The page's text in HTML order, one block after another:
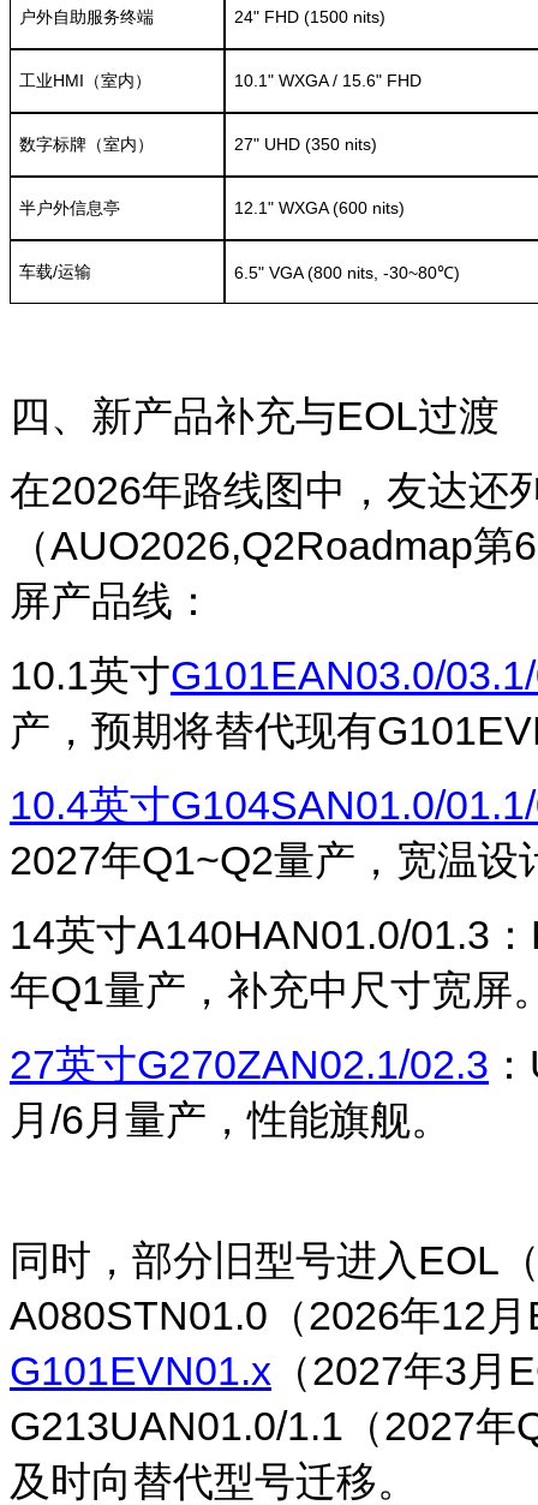
户外自助服务终端 24" FHD (1500 nits)
工业HMI （室内） 10.1" WXGA / 15.6" FHD
数字标牌（室内） 27" UHD (350 nits)
半户外信息亭 12.1" WXGA (600 nits)
车载/运输 6.5" VGA (800 nits, -30~80℃)
四、新产品补充与EOL过渡
在2026年路线图中，友达还
（AUO2026,Q2Roadmap第
屏产品线：
10.1英寸G101EAN03.0/
产，预期将替代现有
10.4英寸G104SAN01.0/
2027年Q1~Q2量产，宽温设
14英寸A140HAN01.0/01.3
年Q1量产，补充中尺寸宽屏
27英寸G270ZAN02.1/02.3
月/6月量产，性能旗舰。
同时，部分旧型号进入 EOL
A080STN01.0（2026年12
G101EVN01.x （2027年3月
G213UAN01.0/1.1（2027年
及时向替代型号迁移。